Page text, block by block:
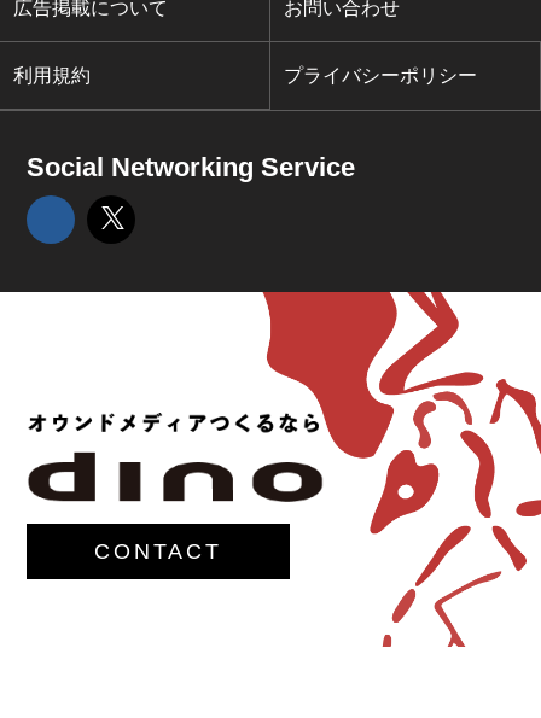
広告掲載について お問い合わせ
利用規約 プライバシーポリシー
Social Networking Service
CONTACT